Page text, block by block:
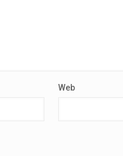
Web